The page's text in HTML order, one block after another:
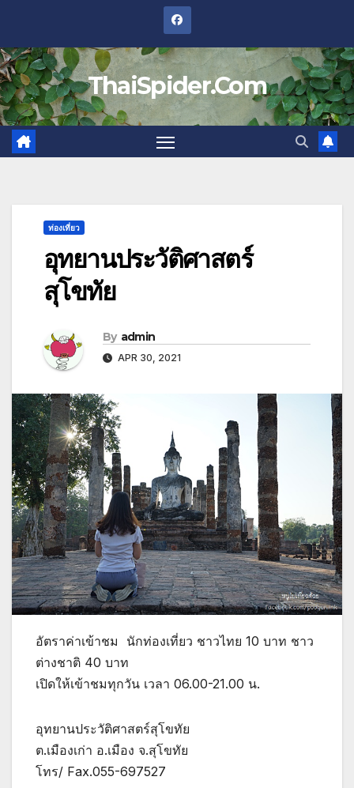
content
ThaiSpider.Com
ท่องเที่ยว
อุทยานประวัติศาสตร์
สุโขทัย
By admin
APR 30, 2021
อัตราค่าเข้าชม นักท่องเที่ยว ชาวไทย 10 บาท ชาว
ต่างชาติ 40 บาท
เปิดให้เข้าชมทุกวัน เวลา 06.00-21.00 น.
อุทยานประวัติศาสตร์สุโขทัย
ต.เมืองเก่า อ.เมือง จ.สุโขทัย
โทร/ Fax.055-697527